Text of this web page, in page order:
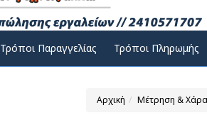
Τρόποι Παραγγελίας Τρόποι Πληρωμής
Αρχική Μέτρηση &